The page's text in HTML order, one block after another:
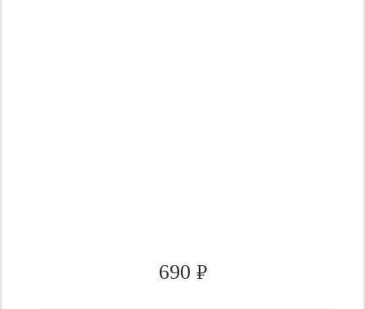
690 ₽